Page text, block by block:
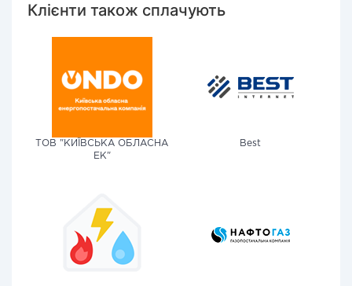
Клієнти також сплачують
ТОВ "КИЇВСЬКА ОБЛАСНА
ЕК"
Best